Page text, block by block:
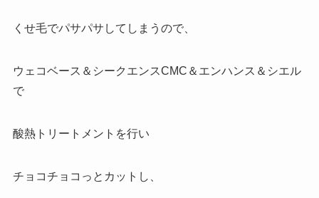
くせ毛でパサパサしてしまうので、
ウェコベース＆シークエンスCMC＆エンハンス＆シエル
で
酸熱トリートメントを行い
チョコチョコっとカットし、